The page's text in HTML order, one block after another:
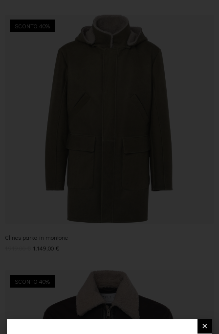
SCONTO 40%
Clines parka in montone
1.149,00€
SCONTO 40%
×